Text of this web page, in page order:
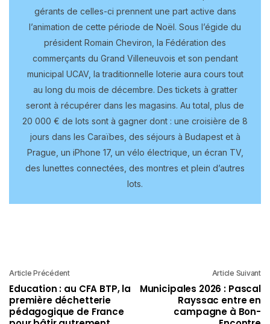
gérants de celles-ci prennent une part active dans
l’animation de cette période de Noël. Sous l’égide du
président Romain Cheviron, la Fédération des
commerçants du Grand Villeneuvois et son pendant
municipal UCAV, la traditionnelle loterie aura cours tout
au long du mois de décembre. Des tickets à gratter
seront à récupérer dans les magasins. Au total, plus de
20 000 € de lots sont à gagner dont : une croisière de 8
jours dans les Caraïbes, des séjours à Budapest et à
Prague, un iPhone 17, un vélo électrique, un écran TV,
des lunettes connectées, des montres et plein d’autres
lots.
Article Précédent
Education : au CFA BTP, la
première déchetterie
pédagogique de France
Article Suivant
Municipales 2026 : Pascal
Rayssac entre en
campagne à Bon-